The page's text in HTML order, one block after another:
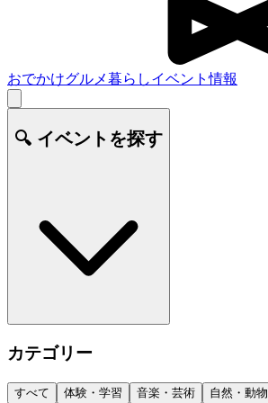
おでかけグルメ暮らしイベント情報
🔍 イベントを探す
カテゴリー
すべて 体験・学習 音楽・芸術 自然・動物